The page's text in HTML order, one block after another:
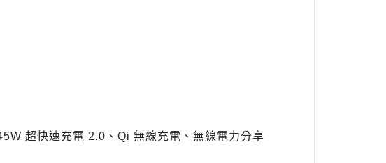
超快速充電 2.0、Qi 無線充電、無線電力分享